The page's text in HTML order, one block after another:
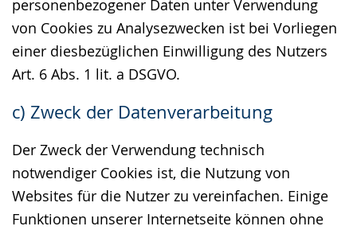
personenbezogener Daten unter Verwendung
von Cookies zu Analysezwecken ist bei Vorliegen
einer diesbezüglichen Einwilligung des Nutzers
Art. 6 Abs. 1 lit. a DSGVO.
c) Zweck der Datenverarbeitung
Der Zweck der Verwendung technisch
notwendiger Cookies ist, die Nutzung von
Websites für die Nutzer zu vereinfachen. Einige
Funktionen unserer Internetseite können ohne